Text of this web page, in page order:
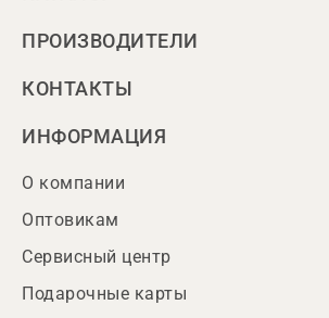
ПРОИЗВОДИТЕЛИ
КОНТАКТЫ
ИНФОРМАЦИЯ
О компании
Оптовикам
Сервисный центр
Подарочные карты